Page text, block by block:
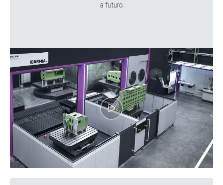
a futuro.